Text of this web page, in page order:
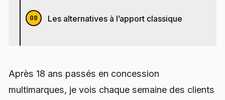
Les alternatives à l’apport classique
Après 18 ans passés en concession
multimarques, je vois chaque semaine des clients